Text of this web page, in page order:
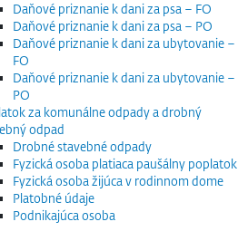
Daňové priznanie k dani za psa – FO
Daňové priznanie k dani za psa – PO
Daňové priznanie k dani za ubytovanie –
FO
Daňové priznanie k dani za ubytovanie –
PO
za komunálne odpady a drobný
odpad
Drobné stavebné odpady
Fyzická osoba platiaca paušálny poplatok
Fyzická osoba žijúca v rodinnom dome
Platobné údaje
Podnikajúca osoba